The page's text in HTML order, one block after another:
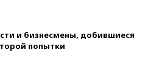
и бизнесмены, добившиеся
попытки